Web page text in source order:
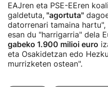
EAJren eta PSE-EEren
galdetuta, "agortuta"
datorrenari tamaina
esan du "harrigarria" dela
gabeko 1.900 milioi euro
eta Osakidetzan edo
murrizketen ostean".